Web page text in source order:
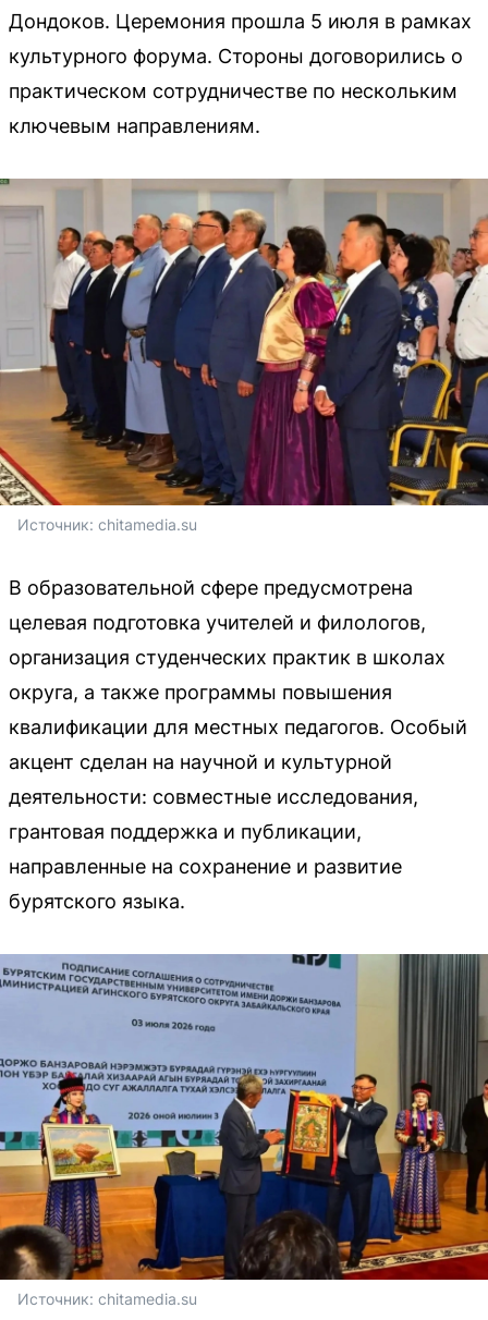
Дондоков. Церемония прошла 5 июля в рамках
культурного форума. Стороны договорились о
практическом сотрудничестве по нескольким
ключевым направлениям.
Источник: chitamedia.su
В образовательной сфере предусмотрена
целевая подготовка учителей и филологов,
организация студенческих практик в школах
округа, а также программы повышения
квалификации для местных педагогов. Особый
акцент сделан на научной и культурной
деятельности: совместные исследования,
грантовая поддержка и публикации,
направленные на сохранение и развитие
бурятского языка.
Источник: chitamedia.su